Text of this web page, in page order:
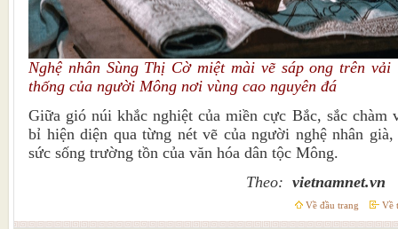
Nghệ nhân Sùng Thị Cờ miệt mài vẽ sáp ong trên
thống của người Mông nơi vùng cao nguyên đá
Giữa gió núi khắc nghiệt của miền cực Bắc, sắc chàm
bỉ hiện diện qua từng nét vẽ của người nghệ nhân
sức sống trường tồn của văn hóa dân tộc Mông.
Theo: vietnamnet.vn
Về đầu trang Về